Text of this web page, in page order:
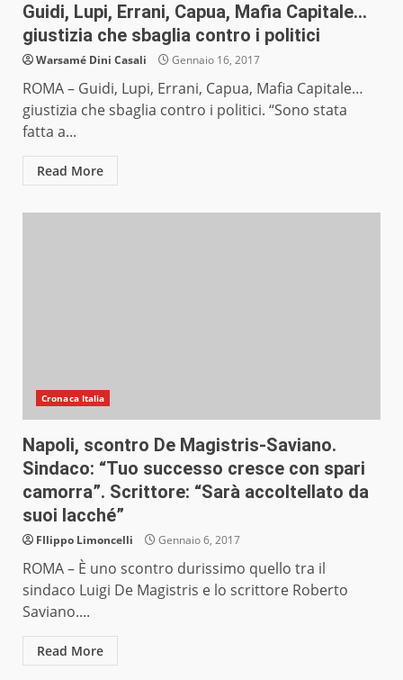
Guidi, Lupi, Errani, Capua, Mafia Capitale…
giustizia che sbaglia contro i politici
Warsamé Dini Casali Gennaio 16, 2017
ROMA – Guidi, Lupi, Errani, Capua, Mafia Capitale…
giustizia che sbaglia contro i politici. “Sono stata
fatta a...
Read More
Cronaca Italia
Napoli, scontro De Magistris-Saviano.
Sindaco: “Tuo successo cresce con spari
camorra”. Scrittore: “Sarà accoltellato da
suoi lacché”
FIlippo Limoncelli Gennaio 6, 2017
ROMA – È uno scontro durissimo quello tra il
sindaco Luigi De Magistris e lo scrittore Roberto
Saviano....
Read More